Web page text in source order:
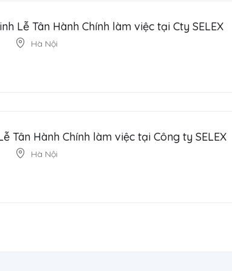
Lễ Tân Hành Chính làm việc tại Cty SELEX
Hà Nội
Tân Hành Chính làm việc tại Công ty SELEX
Hà Nội